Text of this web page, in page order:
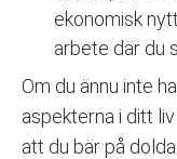
ekonomisk
arbete där du
Om du ännu inte
aspekterna i ditt
att du bär på